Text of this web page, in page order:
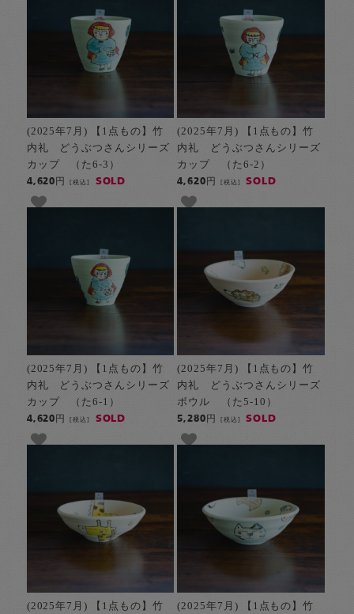
(2025年7月) 【1点もの】竹
内礼 どうぶつさんシリーズ
カップ （た6-3）
4,620円[税込] SOLD
(2025年7月) 【1点もの】竹
内礼 どうぶつさんシリーズ
カップ （た6-2）
4,620円 [税込] SOLD
(2025年7月) 【1点もの】竹
内礼 どうぶつさんシリーズ
カップ （た6-1）
4,620円[税込] SOLD
(2025年7月) 【1点もの】竹
内礼 どうぶつさんシリーズ
ボウル （た5-10）
5,280円 [税込] SOLD
(2025年7月) 【1点もの】竹
(2025年7月) 【1点もの】竹